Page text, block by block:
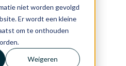
niet worden gevolgd
Er wordt een kleine
om te onthouden
Weigeren